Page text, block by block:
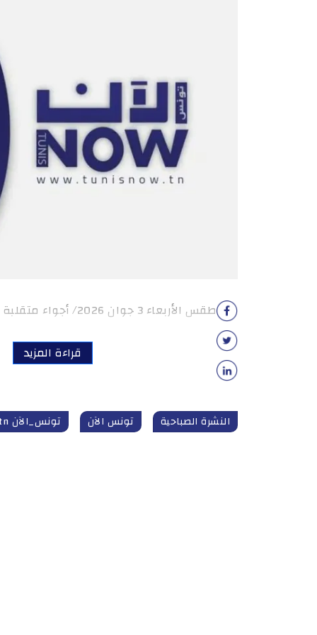
طقس الأربعاء 3 جوان 2026/ أجواء متقلبة بعد الظهر بطاقات […]
قراءة المزيد
النشرة الصباحية تونس الآن تونس_الآن tunisnow.tn